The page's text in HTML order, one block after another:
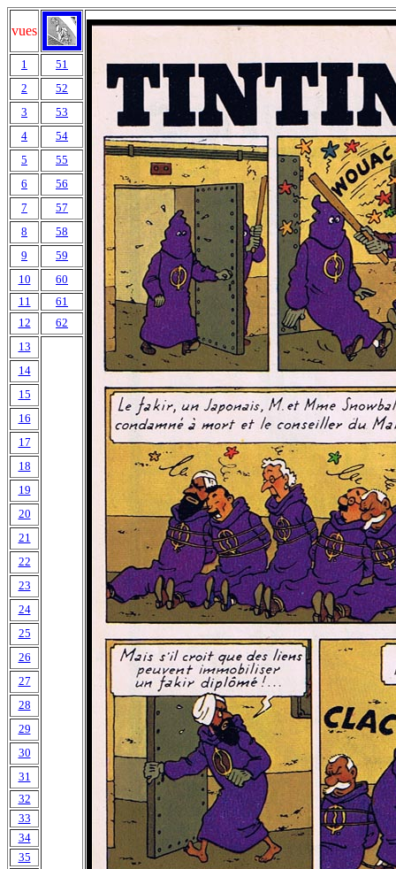
vues
1
51
2
52
3
53
4
54
5
55
6
56
7
57
8
58
9
59
10
60
11
61
12
62
13
14
15
16
17
18
19
20
21
22
23
24
25
26
27
28
29
30
31
32
33
34
35